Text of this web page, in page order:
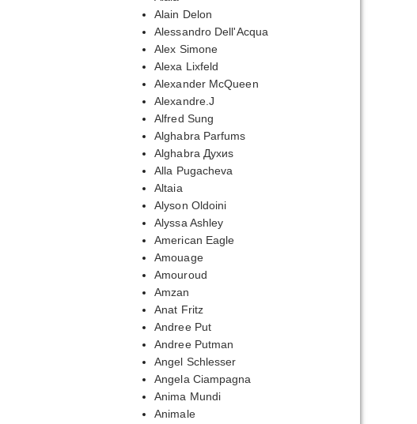
Alain Delon
Alessandro Dell'Acqua
Alex Simone
Alexa Lixfeld
Alexander McQueen
Alexandre.J
Alfred Sung
Alghabra Parfums
Alghabra Духиs
Alla Pugacheva
Altaia
Alyson Oldoini
Alyssa Ashley
American Eagle
Amouage
Amouroud
Amzan
Anat Fritz
Andree Put
Andree Putman
Angel Schlesser
Angela Ciampagna
Anima Mundi
Animale